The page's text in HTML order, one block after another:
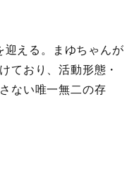
える。まゆちゃんが
ており、活動形態・
ない唯一無二の存